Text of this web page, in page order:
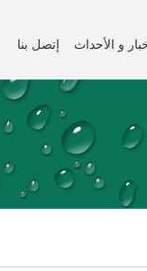
و الأحداث إتصل بنا